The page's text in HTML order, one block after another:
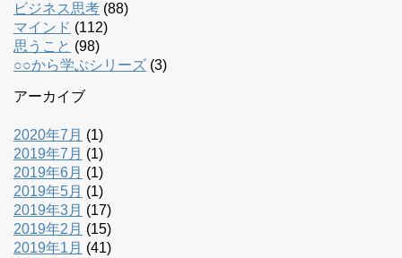
ビジネス思考 (88)
マインド (112)
思うこと (98)
○○から学ぶシリーズ (3)
アーカイブ
2020年7月 (1)
2019年7月 (1)
2019年6月 (1)
2019年5月 (1)
2019年3月 (17)
2019年2月 (15)
2019年1月 (41)